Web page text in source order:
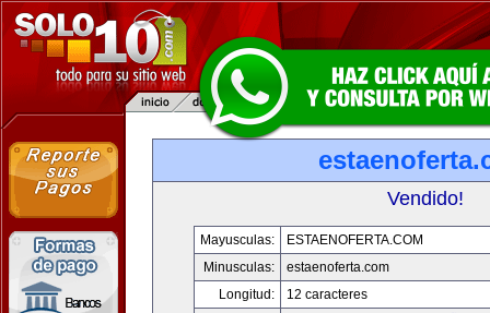
Vendido!
Mayusculas:
ESTAENOFERTA.COM
Minusculas:
estaenoferta.com
Longitud:
12 caracteres